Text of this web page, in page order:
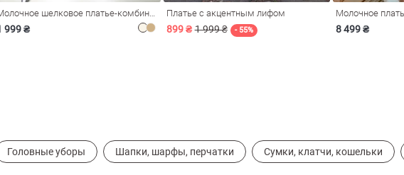
999 ₴
Платье с акцентным лифом
899 ₴ 1 999 ₴ - 55% 8 499 ₴
Головные уборы Шапки, шарфы, перчатки Сумки, клатчи, кошельки